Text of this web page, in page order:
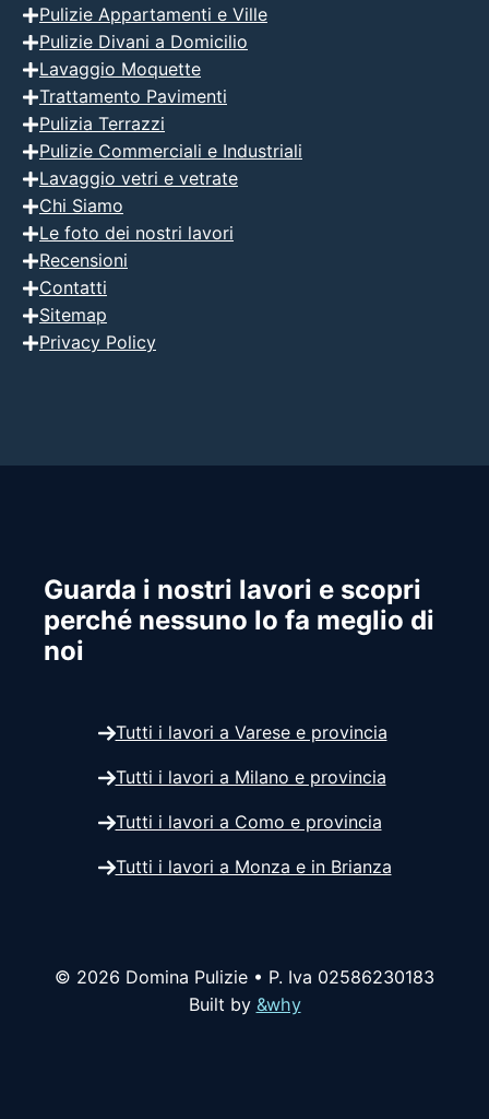
Pulizie Appartamenti e Ville
Pulizie Divani a Domicilio
Lavaggio Moquette
Trattamento Pavimenti
Pulizia Terrazzi
Pulizie Commerciali e Industriali
Lavaggio vetri e vetrate
Chi Siamo
Le foto dei nostri lavori
Recensioni
Contatti
Sitemap
Privacy Policy
Guarda i nostri lavori e scopri
perché nessuno lo fa meglio di
noi
Tutti i lavori a Varese e provincia
Tutti i lavori a Milano e provincia
Tutti i lavori a Como e provincia
Tutti i lavori a Monza e in Brianza
© 2026 Domina Pulizie • P. Iva 02586230183
Built by &why